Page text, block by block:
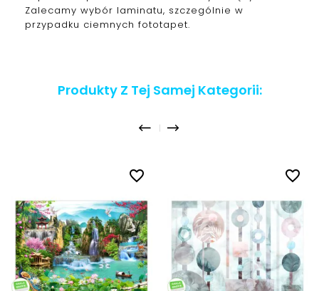
Zalecamy wybór laminatu, szczególnie w
przypadku ciemnych fototapet.
Produkty Z Tej Samej Kategorii:
favorite_border favorite_border